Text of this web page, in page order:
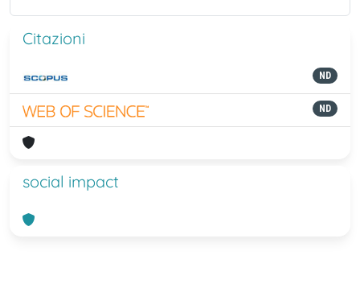
Citazioni
ND
ND
social impact